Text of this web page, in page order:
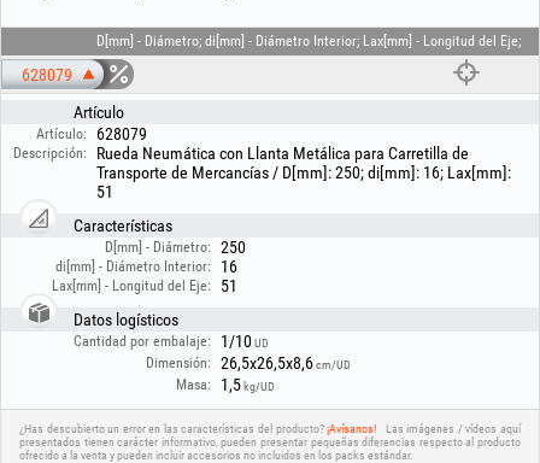
D[mm] - Diámetro; di[mm] - Diámetro Interior; Lax[mm] - Longitud del Eje;
628079
Artículo
Artículo: 628079
Descripción:
Rueda Neumática con Llanta Metálica para Carretilla de
Transporte de Mercancías / D[mm]: 250; di[mm]: 16; Lax[mm]:
51
Características
D[mm] - Diámetro: 250
di[mm] - Diámetro Interior: 16
Lax[mm] - Longitud del Eje:
51
Datos logísticos
Cantidad por embalaje: 1/10UD
Dimensión: 26,5x26,5x8,6cm/UD
Masa: 1,5 kg/UD
¿Has descubierto un error en las características del producto?¡Avísanos!
Las imágenes / vídeos aquí
presentados tienen carácter informativo, pueden presentar pequeñas diferencias respecto al producto
ofrecido a la venta y pueden incluir accesorios no incluidos en los packs estándar.